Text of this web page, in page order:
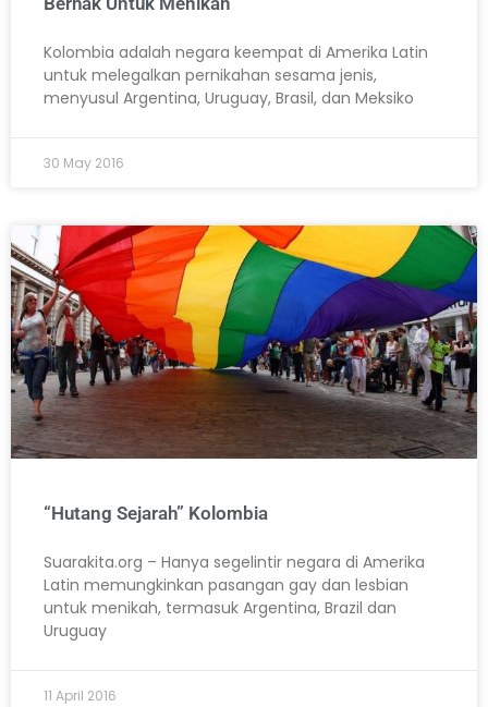
Kolombia adalah negara keempat di Amerika Latin
untuk melegalkan pernikahan sesama jenis,
menyusul Argentina, Uruguay, Brasil, dan Meksiko
30 May 2016
“Hutang Sejarah” Kolombia
Suarakita.org – Hanya segelintir negara di Amerika
Latin memungkinkan pasangan gay dan lesbian
untuk menikah, termasuk Argentina, Brazil dan
Uruguay
11 April 2016